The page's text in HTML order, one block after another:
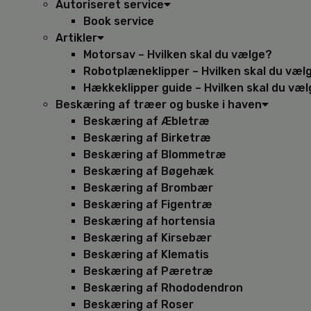
Autoriseret service
Book service
Artikler
Motorsav – Hvilken skal du vælge?
Robotplæneklipper – Hvilken skal du
Hækkeklipper guide – Hvilken skal du
Beskæring af træer og buske i haven
Beskæring af Æbletræ
Beskæring af Birketræ
Beskæring af Blommetræ
Beskæring af Bøgehæk
Beskæring af Brombær
Beskæring af Figentræ
Beskæring af hortensia
Beskæring af Kirsebær
Beskæring af Klematis
Beskæring af Pæretræ
Beskæring af Rhododendron
Beskæring af Roser